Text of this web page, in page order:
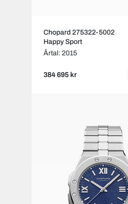
Chopard 275322-5002
Happy Sport
Årtal: 2015
384 695 kr